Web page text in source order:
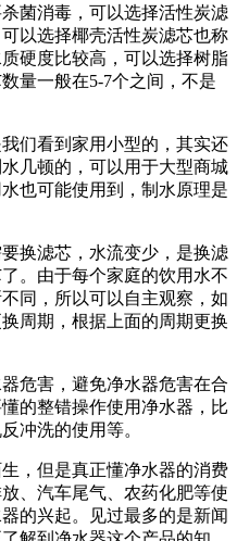
菌消毒，可以选择活性炭滤
以选择椰壳活性炭滤芯也称
硬度比较高，可以选择树脂
量一般在5-7个之间，不是
看到家用小型的，其实还
几顿的，可以用于大型商城
也可能使用到，制水原理是
滤芯，水流变少，是换滤
。由于每个家庭的饮用水不
同，所以可以自主观察，如
周期，根据上面的周期更换
害，避免净水器危害在合
的整错操作使用净水器，比
冲洗的使用等。
但是真正懂净水器的消费
、汽车尾气、农药化肥等使
的兴起。见过最多的是新闻